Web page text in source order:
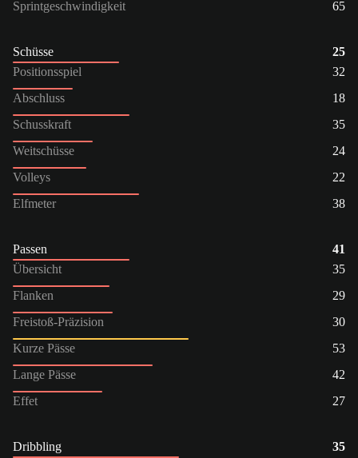
Sprintgeschwindigkeit
65
Schüsse
25
Positionsspiel
32
Abschluss
18
Schusskraft
35
Weitschüsse
24
Volleys
22
Elfmeter
38
Passen
41
Übersicht
35
Flanken
29
Freistoß-Präzision
30
Kurze Pässe
53
Lange Pässe
42
Effet
27
Dribbling
35